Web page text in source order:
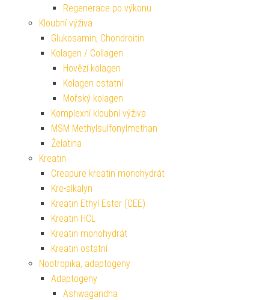
Regenerace po výkonu
Kloubní výživa
Glukosamin, Chondroitin
Kolagen / Collagen
Hovězí kolagen
Kolagen ostatní
Mořský kolagen
Komplexní kloubní výživa
MSM Methylsulfonylmethan
Želatina
Kreatin
Creapure kreatin monohydrát
Kre-alkalyn
Kreatin Ethyl Ester (CEE)
Kreatin HCL
Kreatin monohydrát
Kreatin ostatní
Nootropika, adaptogeny
Adaptogeny
Ashwagandha